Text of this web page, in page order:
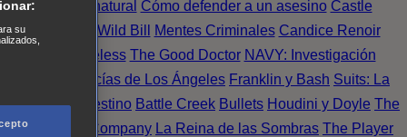
Sobrenatural Cómo defender a un asesino Castle
de Noche Wild Bill Mentes Criminales Candice Renoir
Timeless The Good Doctor NAVY: Investigación
Finest. Policías de Los Ángeles Franklin y Bash Suits: La
More Último Destino Battle Creek Bullets Houdini y Doyle The
X Company La Reina de las Sombras The Player
su